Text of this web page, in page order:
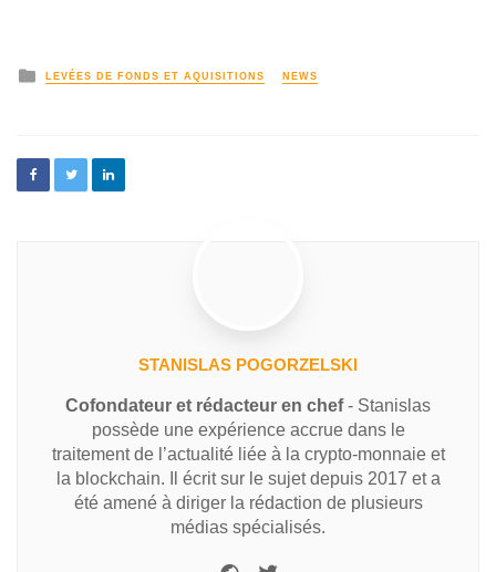
LEVÉES DE FONDS ET AQUISITIONS NEWS
STANISLAS POGORZELSKI
Cofondateur et rédacteur en chef- Stanislas
possède une expérience accrue dans le
traitement de l’actualité liée à la crypto-monnaie et
la blockchain. Il écrit sur le sujet depuis 2017 et a
été amené à diriger la rédaction de plusieurs
médias spécialisés.